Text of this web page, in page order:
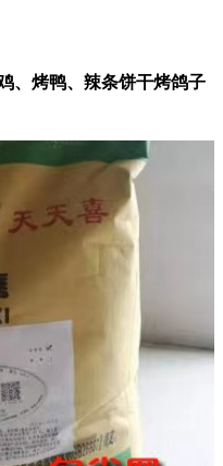
、烤鸭、辣条饼干烤鸽子